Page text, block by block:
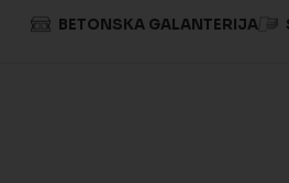
BETONSKA GALANTERIJA